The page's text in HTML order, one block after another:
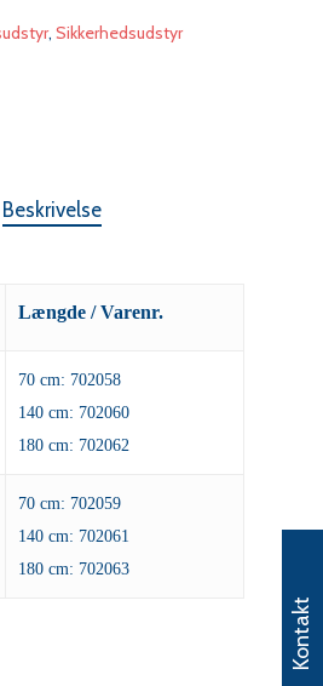
, Sikkerhedsudstyr
Beskrivelse
Længde / Varenr.
70 cm: 702058
140 cm: 702060
180 cm: 702062
70 cm: 702059
140 cm: 702061
180 cm: 702063
Kontakt